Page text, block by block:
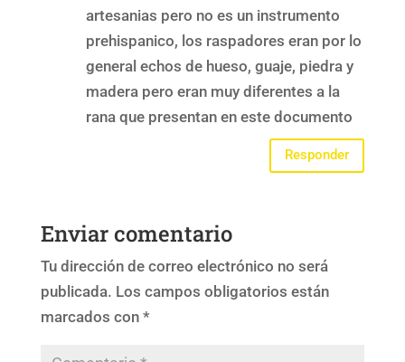
artesanias pero no es un instrumento
prehispanico, los raspadores eran por lo
general echos de hueso, guaje, piedra y
madera pero eran muy diferentes a la
rana que presentan en este documento
Responder
Enviar comentario
Tu dirección de correo electrónico no será
publicada. Los campos obligatorios están
marcados con *